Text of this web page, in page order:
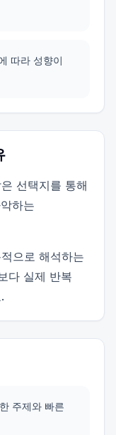
따라 성향이
선택지를 통해
하는
으로 해석하는
다 실제 반복
주제와 빠른